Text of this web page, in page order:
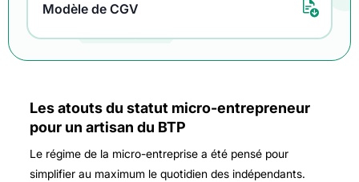
Modèle de CGV
Les atouts du statut micro-entrepreneur
pour un artisan du BTP
Le régime de la micro-entreprise a été pensé pour
simplifier au maximum le quotidien des indépendants.